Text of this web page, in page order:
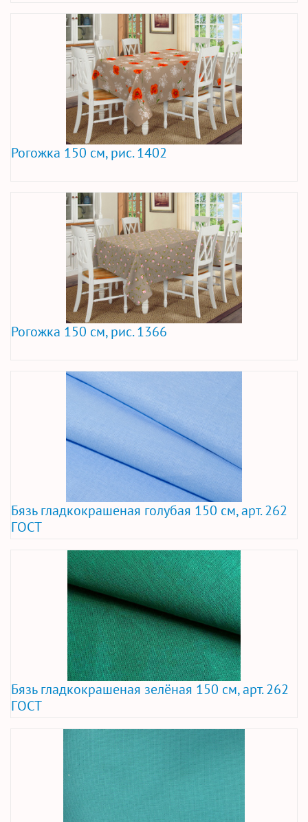
Рогожка 150 см, рис. 1402
Рогожка 150 см, рис. 1366
Бязь гладкокрашеная голубая 150 см, арт. 262
ГОСТ
Бязь гладкокрашеная зелёная 150 см, арт. 262
ГОСТ